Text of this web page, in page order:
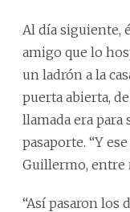
Al día siguiente,
amigo que lo
un ladrón a la
puerta abierta,
llamada era
pasaporte. “Y
Guillermo, entre
“Así pasaron los